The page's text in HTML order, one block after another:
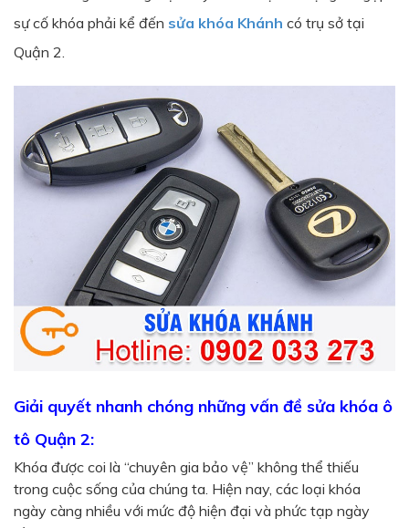
sự cố khóa phải kể đến sửa khóa Khánh có trụ sở tại
Quận 2.
Giải quyết nhanh chóng những vấn đề sửa khóa ô
tô Quận 2:
Khóa được coi là “chuyên gia bảo vệ” không thể thiếu
trong cuộc sống của chúng ta. Hiện nay, các loại khóa
ngày càng nhiều với mức độ hiện đại và phức tạp ngày